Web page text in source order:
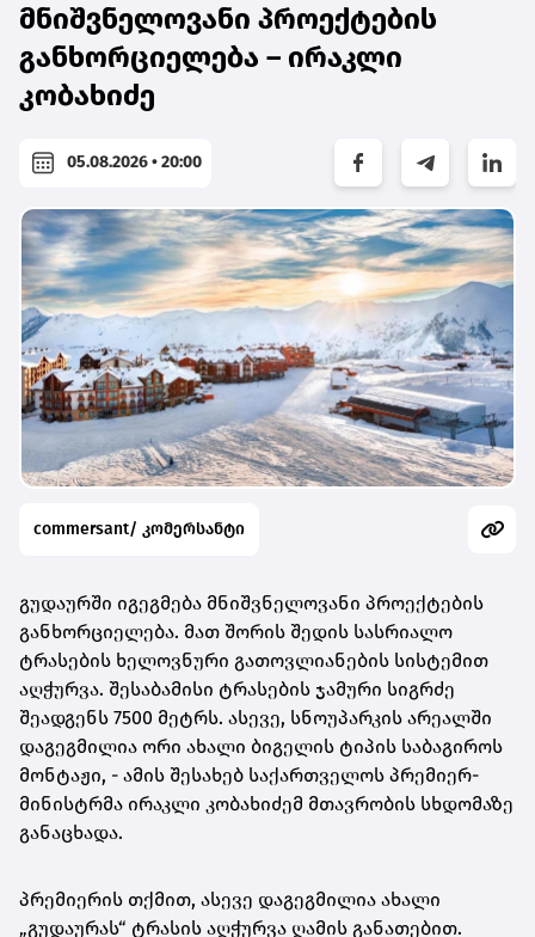
მნიშვნელოვანი პროექტების
განხორციელება – ირაკლი
კობახიძე
05.08.2026 • 20:00
commersant/ კომერსანტი
გუდაურში იგეგმება მნიშვნელოვანი პროექტების
განხორციელება. მათ შორის შედის სასრიალო
ტრასების ხელოვნური გათოვლიანების სისტემით
აღჭურვა. შესაბამისი ტრასების ჯამური სიგრძე
შეადგენს 7500 მეტრს. ასევე, სნოუპარკის არეალში
დაგეგმილია ორი ახალი ბიგელის ტიპის საბაგიროს
მონტაჟი, - ამის შესახებ საქართველოს პრემიერ-
მინისტრმა ირაკლი კობახიძემ მთავრობის სხდომაზე
განაცხადა.
პრემიერის თქმით, ასევე დაგეგმილია ახალი
„გუდაურას“ ტრასის აღჭურვა ღამის განათებით.